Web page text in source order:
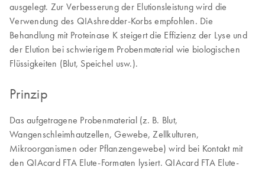
ausgelegt. Zur Verbesserung der Elutionsleistung wird die
Verwendung des QIAshredder-Korbs empfohlen. Die
Behandlung mit Proteinase K steigert die Effizienz der Lyse und
der Elution bei schwierigem Probenmaterial wie biologischen
Flüssigkeiten (Blut, Speichel usw.).
Prinzip
Das aufgetragene Probenmaterial (z. B. Blut,
Wangenschleimhautzellen, Gewebe, Zellkulturen,
Mikroorganismen oder Pflanzengewebe) wird bei Kontakt mit
den QIAcard FTA Elute-Formaten lysiert. QIAcard FTA Elute-